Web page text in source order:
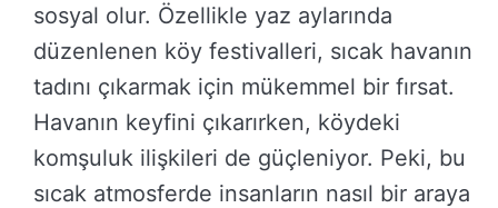
sosyal olur. Özellikle yaz aylarında
düzenlenen köy festivalleri, sıcak havanın
tadını çıkarmak için mükemmel bir fırsat.
Havanın keyfini çıkarırken, köydeki
komşuluk ilişkileri de güçleniyor. Peki, bu
sıcak atmosferde insanların nasıl bir araya